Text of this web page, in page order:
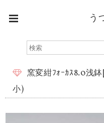
う
窯変紺ﾌｫｰｶｽ8.0浅
小)